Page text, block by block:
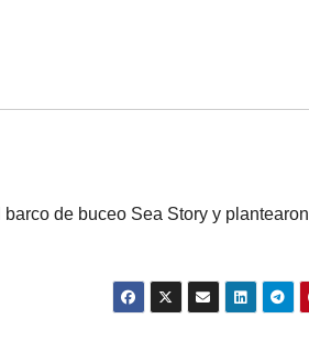
de buceo Sea Story y plantearon